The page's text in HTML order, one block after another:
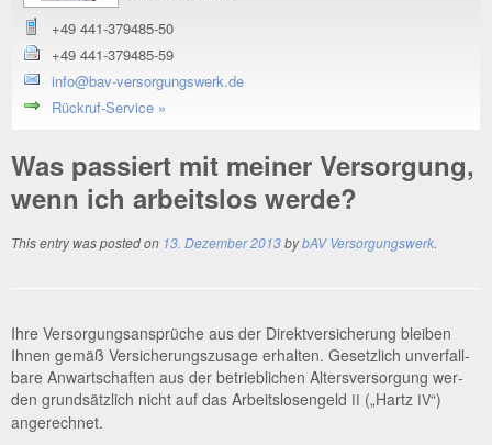
+49 441-379485-50
+49 441-379485-59
info@bav-versorgungswerk.de
Rückruf-Service »
Was passiert mit meiner Versorgung,
wenn ich arbeitslos werde?
This entry was posted on 13. Dezember 2013bybAV Versorgungswerk.
Ihre Ver­sor­gungs­an­sprü­che aus der Direkt­ver­si­che­rung blei­ben
Ihnen gemäß Ver­si­che­rungs­zu­sa­ge erhal­ten. Gesetz­lich unver­fall­
ba­re Anwart­schaf­ten aus der betrieb­li­chen Alters­ver­sor­gung wer­
den grund­sätz­lich nicht auf das Arbeits­lo­sen­geld II („Hartz IV“)
angerechnet.